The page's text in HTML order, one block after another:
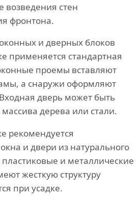
возведения стен
фронтона.
и дверных блоков
применяется стандартная
проемы вставляют
а снаружи оформляют
дверь может быть
массива дерева или стали.
рекомендуется
и двери из натурального
пластиковые и металлические
жесткую структуру
при усадке.